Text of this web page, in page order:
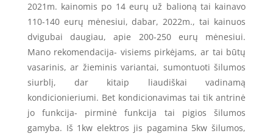
2021m. kainomis po 14 eurų už balioną tai kainavo
110-140 eurų mėnesiui, dabar, 2022m., tai kainuos
dvigubai daugiau, apie 200-250 eurų mėnesiui.
Mano rekomendacija- visiems pirkėjams, ar tai būtų
vasarinis, ar žieminis variantai, sumontuoti šilumos
siurblį, dar kitaip liaudiškai vadinamą
kondicionieriumi. Bet kondicionavimas tai tik antrinė
jo funkcija- pirminė funkcija tai pigios šilumos
gamyba. Iš 1kw elektros jis pagamina 5kw šilumos,